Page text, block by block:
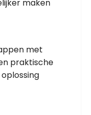
maken
met
praktische